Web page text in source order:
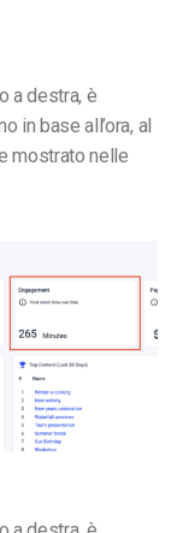
a destra, è
in base all’ora, al
mostrato nelle